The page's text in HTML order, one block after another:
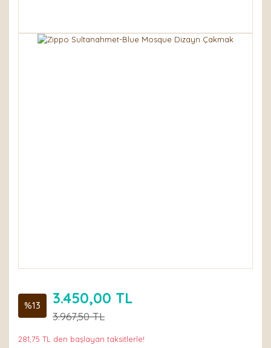
%13 3.450,00 TL
3.967,50 TL
281,75 TL den başlayan taksitlerle!